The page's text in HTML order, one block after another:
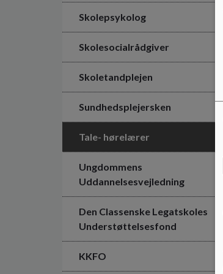
Skolepsykolog
Skolesocialrådgiver
Skoletandplejen
Sundhedsplejersken
Tale- hørelærer
Ungdommens
Uddannelsesvejledning
Den Classenske Legatskoles
Understøttelsesfond
KKFO